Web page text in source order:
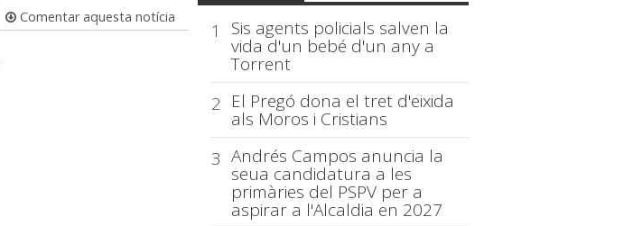
Comentar aquesta notícia
1 Sis agents policials salven la
vida d'un bebé d'un any a
Torrent
2 El Pregó dona el tret d'eixida
als Moros i Cristians
3 Andrés Campos anuncia la
seua candidatura a les
primàries del PSPV per a
aspirar a l'Alcaldia en 2027